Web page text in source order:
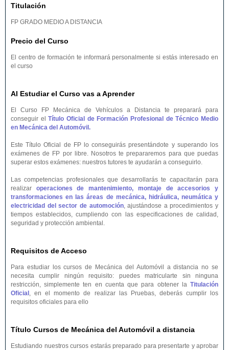
Titulación
FP GRADO MEDIO A DISTANCIA
Precio del Curso
El centro de formación te informará personalmente si estás interesado en
el curso
Al Estudiar el Curso vas a Aprender
El Curso FP Mecánica de Vehículos a Distancia te preparará para
conseguir elTítulo Oficial de Formación Profesional de Técnico Medio
en Mecánica del Automóvil.
Este Título Oficial de FP lo conseguirás presentándote y superando los
exámenes de FP por libre. Nosotros te prepararemos para que puedas
superar estos exámenes: nuestros tutores te ayudarán a conseguirlo.
Las competencias profesionales que desarrollarás te capacitarán para
realizar operaciones de mantenimiento, montaje de accesorios y
transformaciones en las áreas de mecánica, hidráulica, neumática y
electricidad del sector de automoción, ajustándose a procedimientos y
tiempos establecidos, cumpliendo con las especificaciones de calidad,
seguridad y protección ambiental.
Requisitos de Acceso
Para estudiar los cursos de Mecánica del Automóvil a distancia no se
necesita cumplir ningún requisito: puedes matricularte sin ninguna
restricción, simplemente ten en cuenta que para obtener la Titulación
Oficial , en el momento de realizar las Pruebas, deberás cumplir los
requisitos oficiales para ello
Título Cursos de Mecánica del Automóvil a distancia
Estudiando nuestros cursos estarás preparado para presentarte y aprobar